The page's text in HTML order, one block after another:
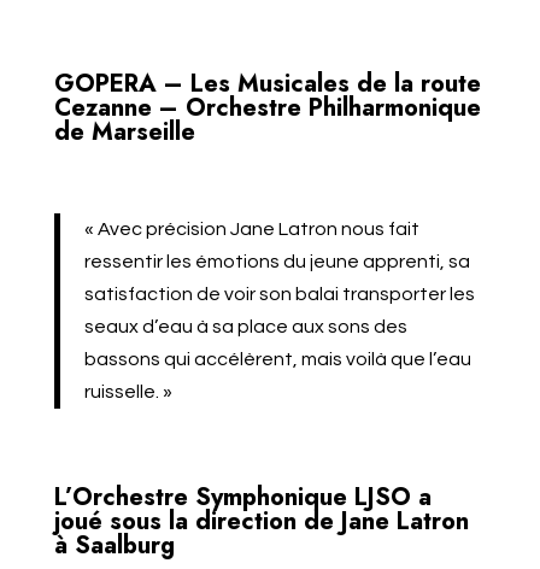
GOPERA – Les Musicales de la route
Cezanne – Orchestre Philharmonique
de Marseille
« Avec précision Jane Latron nous fait
ressentir les émotions du jeune apprenti, sa
satisfaction de voir son balai transporter les
seaux d’eau à sa place aux sons des
bassons qui accélèrent, mais voilà que l’eau
ruisselle. »
L’Orchestre Symphonique LJSO a
joué sous la direction de Jane Latron
à Saalburg